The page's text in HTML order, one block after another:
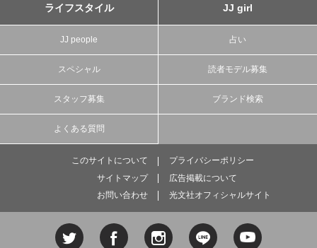
ライフスタイル JJ girl
JJ people 占い
スペシャル 読者モデル募集
スタッフ募集 ブランド検索
よくある質問
このサイトについて
プライバシーポリシー
サイトマップ
広告掲載について
お問い合わせ
光文社オフィシャルサイト